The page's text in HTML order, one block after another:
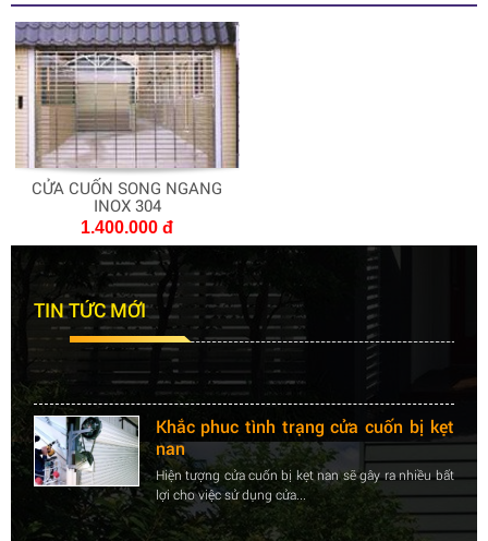
CỬA CUỐN SONG NGANG
INOX 304
1.400.000 đ
TIN TỨC MỚI
Nên lựa chọn cửa cuốn hay cửa kéo
cho công trình
Bạn đang có một căn nhà mới xây xong và cần lắp
đặt hệ thống cửa cho ngôi nhà...
Khắc phuc tình trạng cửa cuốn bị kẹt
nan
Hiện tượng cửa cuốn bị kẹt nan sẽ gây ra nhiều bất
lợi cho việc sử dụng cửa...